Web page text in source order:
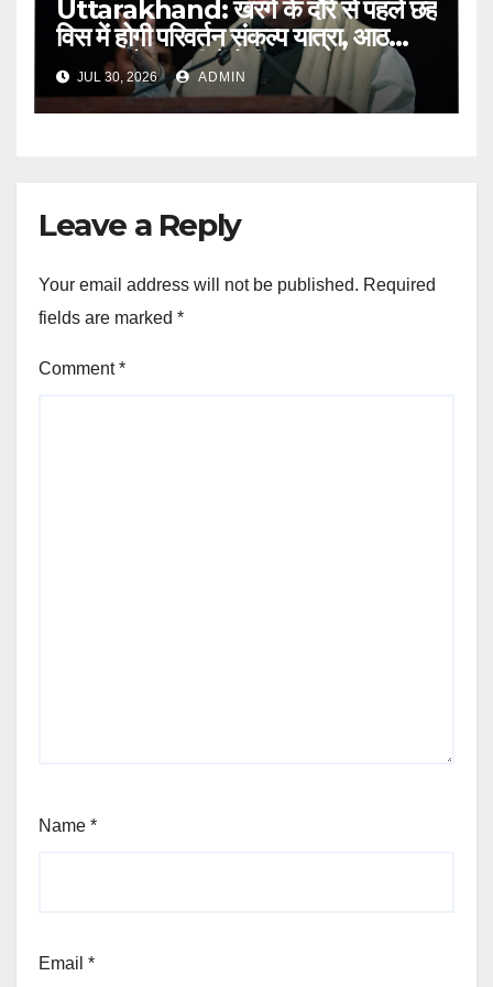
Uttarakhand: खरगे के दौरे से पहले छह
विस में होगी परिवर्तन संकल्प यात्रा, आठ
अगस्त को हल्द्वानी में रैली
JUL 30, 2026 ADMIN
Leave a Reply
Your email address will not be published. Required
fields are marked *
Comment*
Name *
Email *